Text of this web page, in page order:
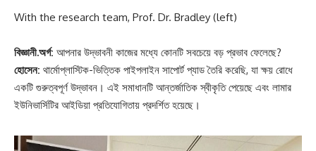
With the research team, Prof. Dr. Bradley (left)
বিজ্ঞানী.অর্গ: আপনার উদ্ভাবনী কাজের মধ্যে কোনটি সবচেয়ে বড় প্রভাব ফেলেছে?
হোসেন: থার্মোপ্লাস্টিক-ভিত্তিক পাইপলাইন সাপোর্ট প্যাড তৈরি করেছি, যা ক্ষয় রোধে
একটি গুরুত্বপূর্ণ উদ্ভাবন। এই সমাধানটি আন্তর্জাতিক স্বীকৃতি পেয়েছে এবং লামার
ইউনিভার্সিটির আইডিয়া প্রতিযোগিতায় প্রদর্শিত হয়েছে।